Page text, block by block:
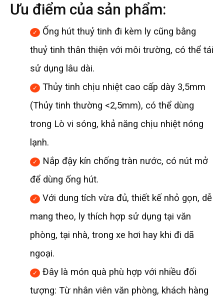
Ưu điểm của sản phẩm:
Ống hút thuỷ tinh đi kèm ly cũng bằng
thuỷ tinh thân thiện với môi trường, có thể tái
sử dụng lâu dài.
Thủy tinh chịu nhiệt cao cấp dày 3,5mm
(Thủy tinh thường <2,5mm), có thể dùng
trong Lò vi sóng, khả năng chịu nhiệt nóng
lạnh.
Nắp đậy kín chống tràn nước, có nút mở
để dùng ống hút.
Với dung tích vừa đủ, thiết kế nhỏ gọn, dễ
mang theo, ly thích hợp sử dụng tại văn
phòng, tại nhà, trong xe hơi hay khi đi dã
ngoại.
Đây là món quà phù hợp với nhiều đối
tượng: Từ nhân viên văn phòng, khách hàng